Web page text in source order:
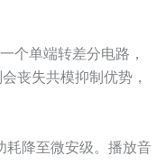
个单端转差分电路，
丧失共模抑制优势，
耗降至微安级。播放音